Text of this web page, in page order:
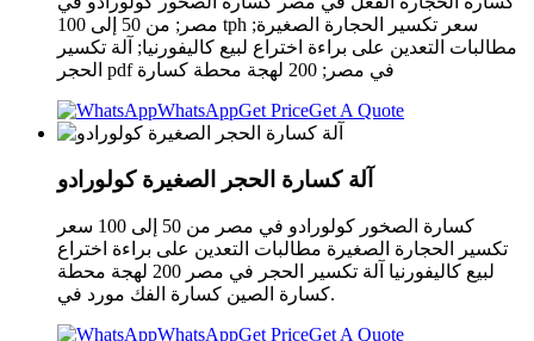
مصر; من 50 إلى 100 tph سعر تكسير الحجارة الصغيرة;
مطالبات التعدين على براءة اختراع لبيع كاليفورنيا; آلة تكسير
الحجر pdf في مصر; 200 لهجة محطة كسارة
WhatsAppGet PriceGet A Quote
آلة كسارة الحجر الصغيرة كولورادو
كسارة الصخور كولورادو في مصر من 50 إلى 100 سعر
تكسير الحجارة الصغيرة مطالبات التعدين على براءة اختراع
لبيع كاليفورنيا آلة تكسير الحجر في مصر 200 لهجة محطة
كسارة الصين كسارة الفك مورد في.
WhatsAppGet PriceGet A Quote